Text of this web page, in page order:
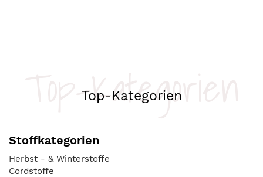
Top-Kategorien
Top-Kategorien
Stoffkategorien
Herbst - & Winterstoffe
Cordstoffe